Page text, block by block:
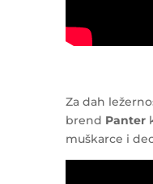
Za dah
brend Panter
muškarce i